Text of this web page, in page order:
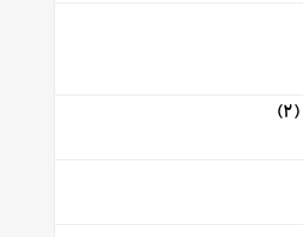
(2)